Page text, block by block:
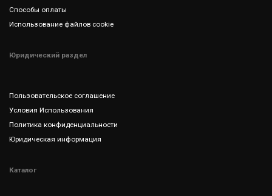
Способы оплаты
Использование файлов cookie
Юридический раздел
Пользовательское соглашение
Условия Использования
Политика конфиденциальности
Юридическая информация
Каталог